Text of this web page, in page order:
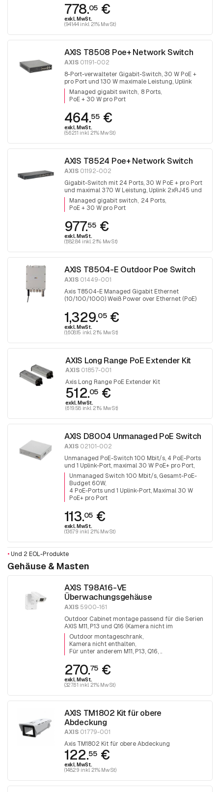
778.05 €
exkl. MwSt.
(941.44 inkl. 21% MwSt)
AXIS T8508 Poe+ Network Switch
AXIS 01191-002
8-Port-verwalteter Gigabit-Switch, 30 W PoE +
pro Port und 130 W maximale Leistung, Uplink
2xRJ45 und 2x SFP, lüfterlos
Managed gigabit switch 8 Ports
PoE + 30 W pro Port
464.55 €
exkl. MwSt.
(562.11 inkl. 21% MwSt)
AXIS T8524 Poe+ Network Switch
AXIS 01192-002
Gigabit-Switch mit 24 Ports, 30 W PoE + pro Port
und maximal 370 W Leistung, Uplink 2xRJ45 und
2x SFP.
Managed gigabit switch 24 Ports
PoE + 30 W pro Port
977.55 €
exkl. MwSt.
(1,182.84 inkl. 21% MwSt)
AXIS T8504-E Outdoor Poe Switch
AXIS 01449-001
Axis T8504-E Managed Gigabit Ethernet
(10/100/1000) Weiß Power over Ethernet (PoE)
1,329.05€
exkl. MwSt.
(1,608.15 inkl. 21% MwSt)
AXIS Long Range PoE Extender Kit
AXIS 01857-001
Axis Long Range PoE Extender Kit
512.05 €
exkl. MwSt.
(619.58 inkl. 21% MwSt)
AXIS D8004 Unmanaged PoE Switch
AXIS 02101-002
Unmanaged PoE-Switch 100 Mbit/s, 4 PoE-Ports
und 1 Uplink-Port, maximal 30 W PoE+ pro Port,
das gesamte PoE-Budget beträgt 60 W.
Unmanaged Switch 100 Mbit/s, Gesamt-PoE-
Budget 60W
4 PoE-Ports und 1 Uplink-Port, Maximal 30 W
PoE+ pro Port
113.05 €
exkl. MwSt.
(136.79 inkl. 21% MwSt)
• Und 2 EOL-Produkte
Gehäuse & Masten
AXIS T98A16-VE
Überwachungsgehäuse
AXIS 5900-161
Outdoor Cabinet montage passend für die Serien
AXIS M11, P13 und Q16 (Kamera nicht im
Lieferumfang enthalten).
Outdoor montageschrank
Kamera nicht enthalten
Für unter anderem M11, P13, Q16, ..
270.75 €
exkl. MwSt.
(327.61 inkl. 21% MwSt)
AXIS TM1802 Kit für obere
Abdeckung
AXIS 01779-001
Axis TM1802 Kit für obere Abdeckung
122.55 €
exkl. MwSt.
(148.29 inkl. 21% MwSt)